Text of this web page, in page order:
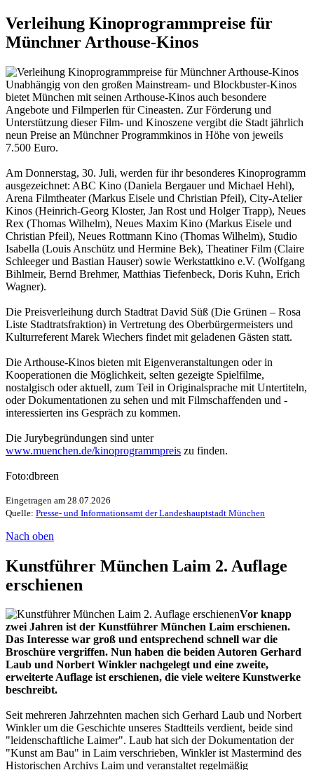
Verleihung Kinoprogrammpreise für
Münchner Arthouse-Kinos
Unabhängig von den großen Mainstream- und Blockbuster-Kinos
bietet München mit seinen Arthouse-Kinos auch besondere
Angebote und Filmperlen für Cineasten. Zur Förderung und
Unterstützung dieser Film- und Kinoszene vergibt die Stadt jährlich
neun Preise an Münchner Programmkinos in Höhe von jeweils
7.500 Euro.
Am Donnerstag, 30. Juli, werden für ihr besonderes Kinoprogramm
ausgezeichnet: ABC Kino (Daniela Bergauer und Michael Hehl),
Arena Filmtheater (Markus Eisele und Christian Pfeil), City-Atelier
Kinos (Heinrich-Georg Kloster, Jan Rost und Holger Trapp), Neues
Rex (Thomas Wilhelm), Neues Maxim Kino (Markus Eisele und
Christian Pfeil), Neues Rottmann Kino (Thomas Wilhelm), Studio
Isabella (Louis Anschütz und Hermine Bek), Theatiner Film (Claire
Schleeger und Bastian Hauser) sowie Werkstattkino e.V. (Wolfgang
Bihlmeir, Bernd Brehmer, Matthias Tiefenbeck, Doris Kuhn, Erich
Wagner).
Die Preisverleihung durch Stadtrat David Süß (Die Grünen – Rosa
Liste Stadtratsfraktion) in Vertretung des Oberbürgermeisters und
Kulturreferent Marek Wiechers findet mit geladenen Gästen statt.
Die Arthouse-Kinos bieten mit Eigenveranstaltungen oder in
Kooperationen die Möglichkeit, selten gezeigte Spielfilme,
nostalgisch oder aktuell, zum Teil in Originalsprache mit Untertiteln,
oder Dokumentationen zu sehen und mit Filmschaffenden und -
interessierten ins Gespräch zu kommen.
Die Jurybegründungen sind unter
www.muenchen.de/kinoprogrammpreis zu finden.
Foto:dbreen
Eingetragen am 28.07.2026
Quelle: Presse- und Informationsamt der Landeshauptstadt München
Nach oben
Kunstführer München Laim 2. Auflage
erschienen
Vor knapp
zwei Jahren ist der Kunstführer München Laim erschienen.
Das Interesse war groß und entsprechend schnell war die
Broschüre vergriffen. Nun haben die beiden Autoren Gerhard
Laub und Norbert Winkler nachgelegt und eine zweite,
erweiterte Auflage ist erschienen, die viele weitere Kunstwerke
beschreibt.
Seit mehreren Jahrzehnten machen sich Gerhard Laub und Norbert
Winkler um die Geschichte unseres Stadtteils verdient, beide sind
"leidenschaftliche Laimer". Laub hat sich der Dokumentation der
"Kunst am Bau" in Laim verschrieben, Winkler ist Mastermind des
Historischen Archivs Laim und veranstaltet regelmäßig